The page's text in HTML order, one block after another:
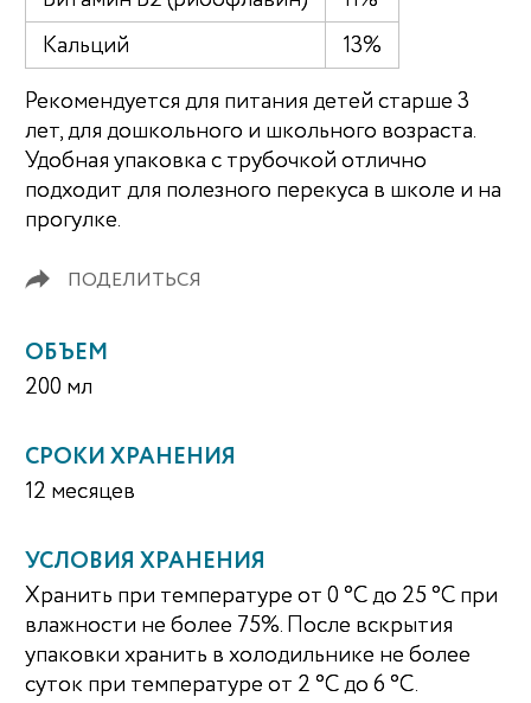
Кальций
13%
Рекомендуется для питания детей старше 3
лет, для дошкольного и школьного возраста.
Удобная упаковка с трубочкой отлично
подходит для полезного перекуса в школе и на
прогулке.
ПОДЕЛИТЬСЯ
ОБЪЕМ
200 мл
СРОКИ ХРАНЕНИЯ
12 месяцев
УСЛОВИЯ ХРАНЕНИЯ
Хранить при температуре от 0 °С до 25 °С при
влажности не более 75%. После вскрытия
упаковки хранить в холодильнике не более
суток при температуре от 2 °С до 6 °С.